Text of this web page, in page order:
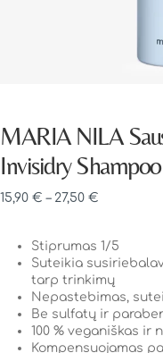
MARIA NILA
Invisidry Shampoo
15,90 € – 27,50 €
Stiprumas 1/5
Suteikia
tarp trinkimų
Nepastebimas,
Be sulfatų ir
100 % veganiškas ir
Kompensuojamas